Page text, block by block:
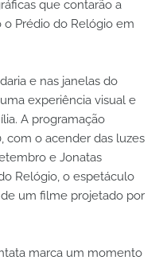
que contarão a
o Prédio do Relógio em
e nas janelas do
experiência visual e
A programação
com o acender das luzes
e Jonatas
Relógio, o espetáculo
de um filme projetado por
marca um momento